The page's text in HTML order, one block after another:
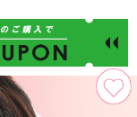
a
i
o
n